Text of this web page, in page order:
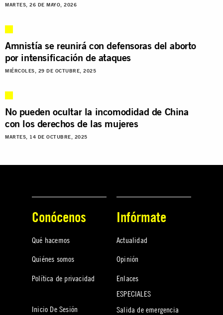
MARTES, 26 DE MAYO, 2026
Amnistía se reunirá con defensoras del aborto
por intensificación de ataques
MIÉRCOLES, 29 DE OCTUBRE, 2025
No pueden ocultar la incomodidad de China
con los derechos de las mujeres
MARTES, 14 DE OCTUBRE, 2025
Conócenos
Qué hacemos
Quiénes somos
Política de privacidad
Inicio De Sesión
Infórmate
Actualidad
Opinión
Enlaces
ESPECIALES
Salida de emergencia